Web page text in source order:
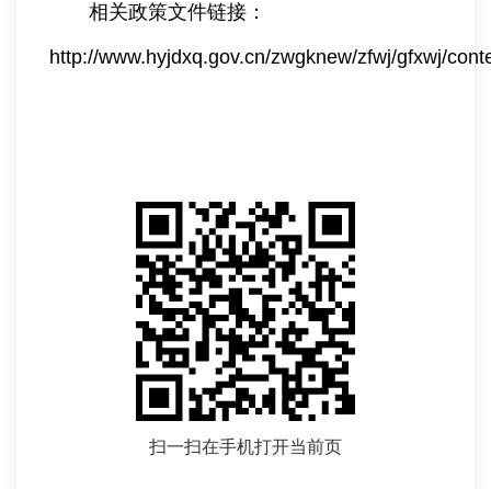
相关政策文件链接：
http://www.hyjdxq.gov.cn/zwgknew/zfwj/gfxwj/
扫一扫在手机打开当前页